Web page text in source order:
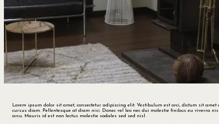
Lorem ipsum dolor sit amet, consectetur adipiscing elit. Vestibulum est orci, dictum sit
cursus diam. Pellentesque at diam nisi. Donec vel leo nec dui molestie finibus eu viverra
arcu. Mauris id est non lectus molestie sodales sed sed nisl.